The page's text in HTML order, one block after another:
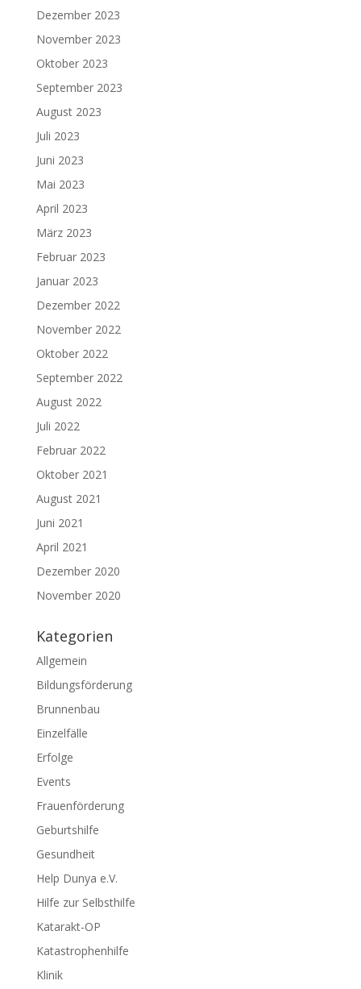
Dezember 2023
November 2023
Oktober 2023
September 2023
August 2023
Juli 2023
Juni 2023
Mai 2023
April 2023
März 2023
Februar 2023
Januar 2023
Dezember 2022
November 2022
Oktober 2022
September 2022
August 2022
Juli 2022
Februar 2022
Oktober 2021
August 2021
Juni 2021
April 2021
Dezember 2020
November 2020
Kategorien
Allgemein
Bildungsförderung
Brunnenbau
Einzelfälle
Erfolge
Events
Frauenförderung
Geburtshilfe
Gesundheit
Help Dunya e.V.
Hilfe zur Selbsthilfe
Katarakt-OP
Katastrophenhilfe
Klinik